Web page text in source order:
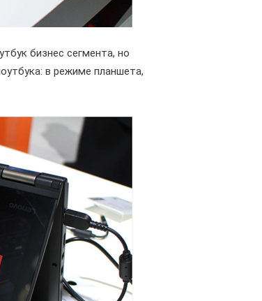
бизнес сегмента, но
в режиме планшета,